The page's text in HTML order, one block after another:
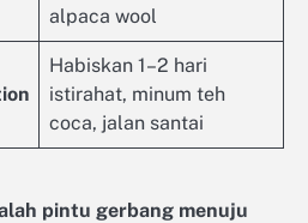
alpaca wool
Habiskan 1–2 hari
istirahat, minum teh
coca, jalan santai
pintu gerbang menuju